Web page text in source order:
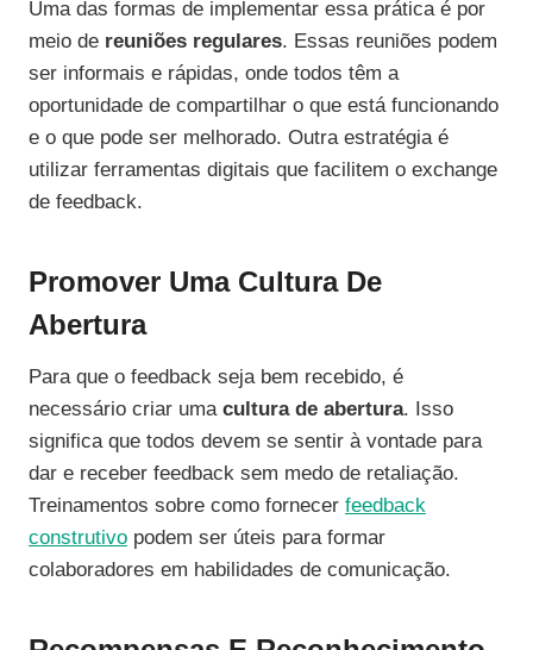
Uma das formas de implementar essa prática é por
meio de reuniões regulares. Essas reuniões podem
ser informais e rápidas, onde todos têm a
oportunidade de compartilhar o que está funcionando
e o que pode ser melhorado. Outra estratégia é
utilizar ferramentas digitais que facilitem o exchange
de feedback.
Promover Uma Cultura De
Abertura
Para que o feedback seja bem recebido, é
necessário criar uma cultura de abertura. Isso
significa que todos devem se sentir à vontade para
dar e receber feedback sem medo de retaliação.
Treinamentos sobre como fornecer feedback
construtivo podem ser úteis para formar
colaboradores em habilidades de comunicação.